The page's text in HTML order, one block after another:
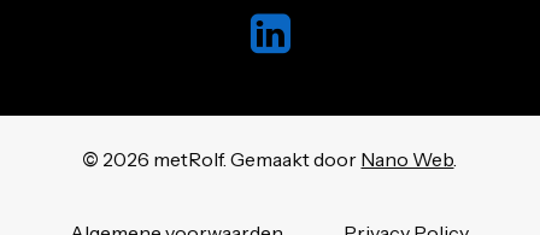
© 2026 metRolf. Gemaakt door Nano Web.